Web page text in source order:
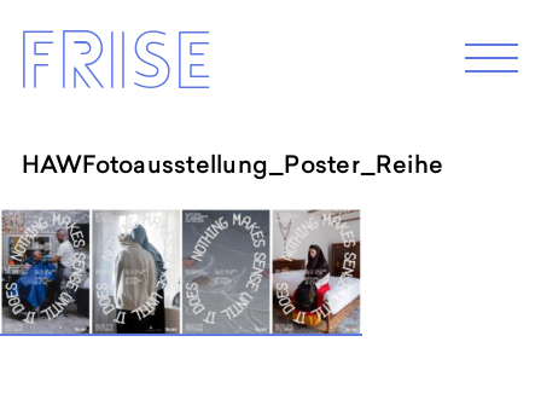
content
M
e
Frise
Programm 2026
Archive
ABOUT
HAWFotoausstellung_Poster_Reihe